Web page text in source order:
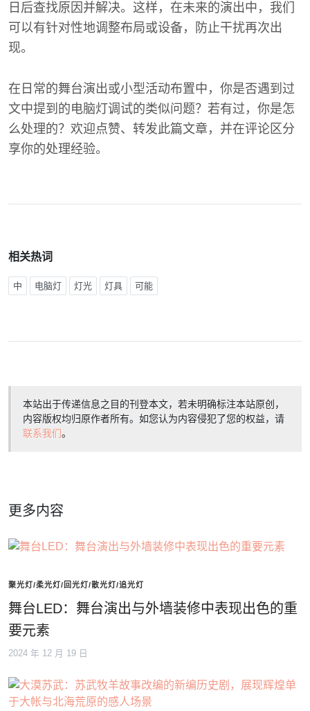
日后查找原因并解决。这样，在未来的演出中，我们
可以有针对性地调整布局或设备，防止干扰再次出
现。
在日常的舞台演出或小型活动布置中，你是否遇到过
文中提到的电脑灯调试的类似问题？若有过，你是怎
么处理的？欢迎点赞、转发此篇文章，并在评论区分
享你的处理经验。
相关热词
中 电脑灯 灯光 灯具 可能
本站出于传递信息之目的刊登本文，若未明确标注本站原创，
内容版权均归原作者所有。如您认为内容侵犯了您的权益，请
联系我们。
更多内容
聚光灯/柔光灯/回光灯/散光灯/追光灯
舞台LED：舞台演出与外墙装修中表现出色的重
要元素
2024 年 12 月 19 日